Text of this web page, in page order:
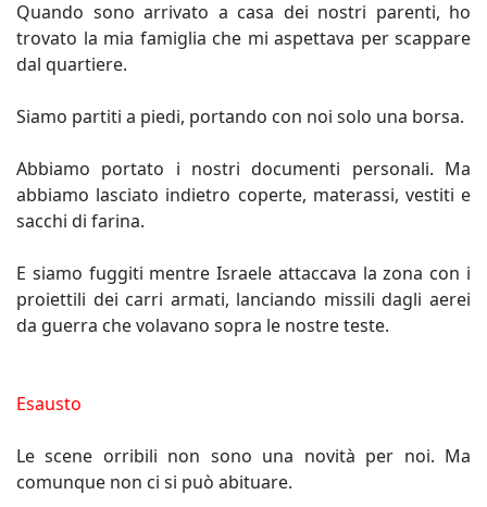
Quando sono arrivato a casa dei nostri parenti, ho
trovato la mia famiglia che mi aspettava per scappare
dal quartiere.
Siamo partiti a piedi, portando con noi solo una borsa.
Abbiamo portato i nostri documenti personali. Ma
abbiamo lasciato indietro coperte, materassi, vestiti e
sacchi di farina.
E siamo fuggiti mentre Israele attaccava la zona con i
proiettili dei carri armati, lanciando missili dagli aerei
da guerra che volavano sopra le nostre teste.
Esausto
Le scene orribili non sono una novità per noi. Ma
comunque non ci si può abituare.